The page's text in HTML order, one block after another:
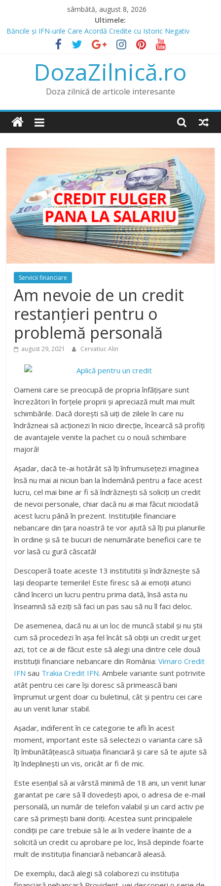
content
sâmbătă, august 8, 2026
Ultimele:
Băncile și IFN-urile Care Acordă Credite cu Istoric Negativ
Credit pentru Datornici și Rău Platnici prin IFN
Credit cu buletinul fără venit prin IFN și doar cu buletinul fără loc
de muncă
Prânz în Heraklion? Mergi la Bellot Restaurant
credit online fără venit
DozaZilnică.ro
Doza zilnică de articole interesante
Servicii financiare
Am nevoie de un credit
restanțieri pentru o
problemă personală
august 29, 2021 Cervatiuc Alin
Oamenii care se preocupă de propria înfățișare sunt
încrezători în forțele proprii și apreciază mult mai mult
schimbările. Dacă dorești să uiți de zilele în care nu
îndrăzneai să acționezi în nicio direcție, încearcă să profiți
de avantajele venite la pachet cu o nouă schimbare
majoră!
Așadar, dacă te-ai hotărât să îți înfrumusețezi imaginea
însă nu mai ai niciun ban la îndemână pentru a face acest
lucru, cel mai bine ar fi să îndrăznești să soliciți un credit
de nevoi personale, chiar dacă nu ai mai făcut niciodată
acest lucru până în prezent. Instituțiile financiare
nebancare din țara noastră te vor ajută să îți pui planurile
în ordine și să te bucuri de nenumărate beneficii care te
vor lasă cu gură căscată!
Descoperă toate aceste 13 institutitii și îndrăznește să
lași deoparte temerile! Este firesc să ai emoții atunci
când încerci un lucru pentru prima dată, însă asta nu
înseamnă să eziți să faci un pas sau să nu îl faci deloc.
De asemenea, dacă nu ai un loc de muncă stabil și nu știi
cum să procedezi în așa fel încât să obții un credit urget
azi, tot ce ai de făcut este să alegi una dintre cele două
instituții financiare nebancare din România:Vimaro Credit
IFN sau Trakia Credit IFN. Ambele variante sunt potrivite
atât pentru cei care își doresc să primească bani
împrumut urgent doar cu buletinul, cât și pentru cei care
au un venit lunar stabil.
Așadar, indiferent în ce categorie te afli în acest
moment, important este să selectezi o varianta care să
îți îmbunătățească situația financiară și care să te ajute să
îți îndeplinești un vis, oricât ar fi de mic.
Este esențial să ai vârstă minimă de 18 ani, un venit lunar
garantat pe care să îl dovedești apoi, o adresa de e-mail
personală, un număr de telefon valabil și un card activ pe
care să primești banii doriți. Acestea sunt principalele
condiții pe care trebuie să le ai în vedere înainte de a
solicită un credit cu aprobare pe loc, însă depinde foarte
mult de instituția financiară nebancară aleasă.
De exemplu, dacă alegi să colaborezi cu instituția